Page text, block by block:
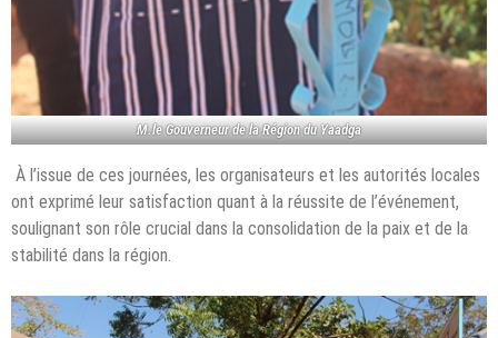
M.le Gouverneur de la Région du Yaadga
À l’issue de ces journées, les organisateurs et les autorités locales
ont exprimé leur satisfaction quant à la réussite de l’événement,
soulignant son rôle crucial dans la consolidation de la paix et de la
stabilité dans la région.